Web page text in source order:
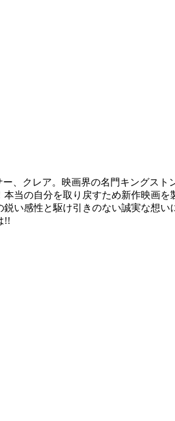
、クレア。映画界の名門キングス
当の自分を取り戻すため新作映画
い感性と駆け引きのない誠実な想
!!